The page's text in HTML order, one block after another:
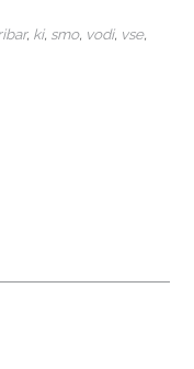
, ki, smo, vodi, vse,